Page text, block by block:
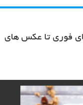
فوری تا عکس های